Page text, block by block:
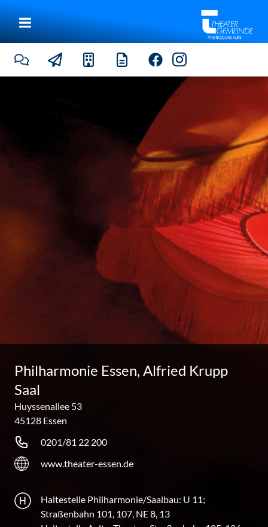
Philharmonie Essen, Alfried Krupp
Saal
Huyssenallee 53
45128 Essen
0201/81 22 200
www.theater-essen.de
Haltestelle Philharmonie/Saalbau: U 11;
Straßenbahn 101, 107, NE 8, 13